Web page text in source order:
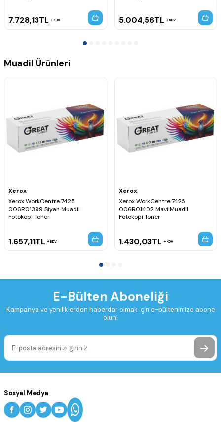
7.728,13TL KDV 5.004,56TL KDV
Muadil Ürünleri
Xerox
Xerox WorkCentre 7425
006R01399 Siyah Muadil
Fotokopi Toner
1.657,11TL KDV
Xerox
Xerox WorkCentre 7425
006R01402 Mavi Muadil
Fotokopi Toner
1.430,03TL KDV
E-Bülten Aboneliği
Kampanya ve yeniliklerden haberdar olmak için e-bültenimize abone
olun!
Sosyal Medya